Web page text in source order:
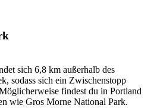
sich 6,8 km außerhalb des
sodass sich ein Zwischenstopp
findest du in Portland
wie Gros Morne National Park.